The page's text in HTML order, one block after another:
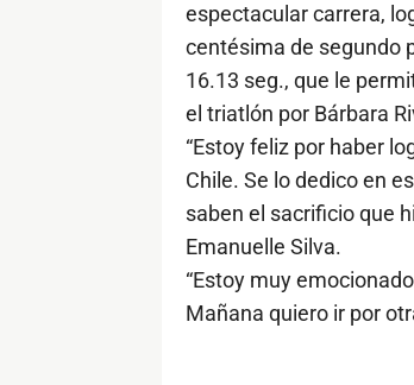
espectacular carrera,
centésima de segundo
16.13 seg., que le
el triatlón por Bárbara
“Estoy feliz por haber
Chile. Se lo dedico en
saben el sacrificio que
Emanuelle Silva.
“Estoy muy
Mañana quiero ir por